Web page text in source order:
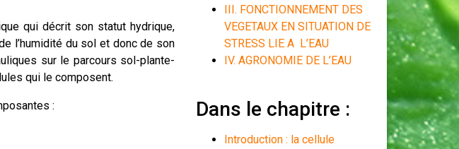
qui décrit son statut hydrique,
l’humidité du sol et donc de son
sur le parcours sol-plante-
qui le composent.
:
III. FONCTIONNEMENT DES
VEGETAUX EN SITUATION DE
STRESS LIE A L’EAU
IV. AGRONOMIE DE L’EAU
Dans le chapitre :
Introduction : la cellule